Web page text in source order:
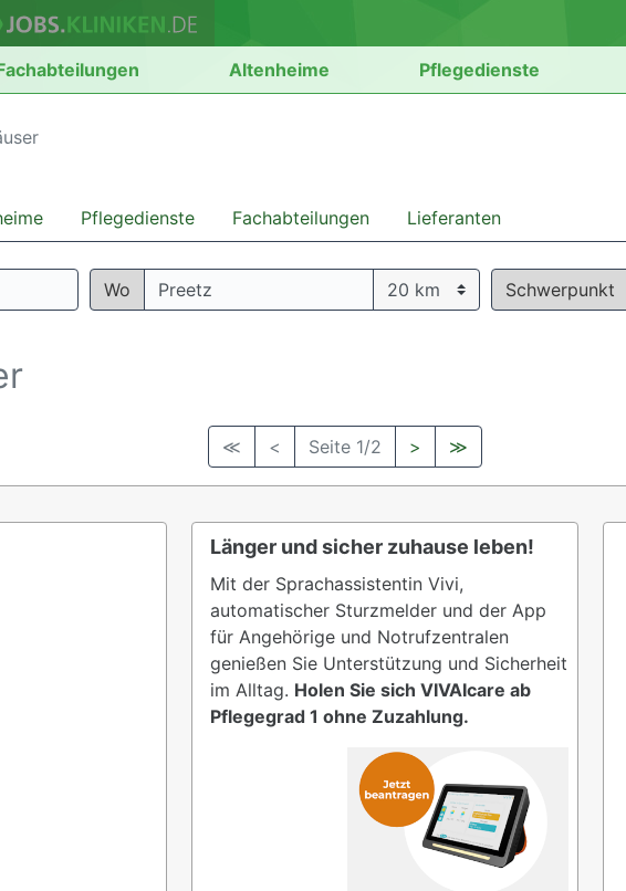
Altenheime Pflegedienste
Pflegedienste Fachabteilungen Lieferanten
Wo Schwerpunkt
≪ < Seite 1/2 > ≫
Länger und sicher zuhause leben!
Mit der Sprachassistentin Vivi,
automatischer Sturzmelder und der App
für Angehörige und Notrufzentralen
genießen Sie Unterstützung und Sicherheit
im Alltag. Holen Sie sich VIVAIcare ab
Pflegegrad 1 ohne Zuzahlung.